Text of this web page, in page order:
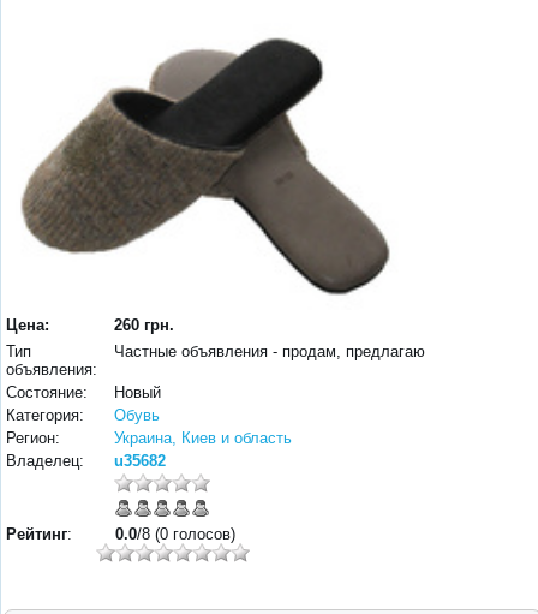
Цена:
260 грн.
Тип
объявления:
Частные объявления - продам, предлагаю
Состояние:
Новый
Категория:
Обувь
Регион:
Украина, Киев и область
Владелец:
u35682
Рейтинг: 0.0/8 (0 голосов)